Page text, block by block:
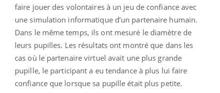
faire jouer des volontaires à un jeu de confiance avec
une simulation informatique d’un partenaire humain.
Dans le même temps, ils ont mesuré le diamètre de
leurs pupilles. Les résultats ont montré que dans les
cas où le partenaire virtuel avait une plus grande
pupille, le participant a eu tendance à plus lui faire
confiance que lorsque sa pupille était plus petite.